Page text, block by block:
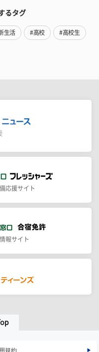
るタグ
生活 #高校 #高校生
応援サイト
報サイト
規約